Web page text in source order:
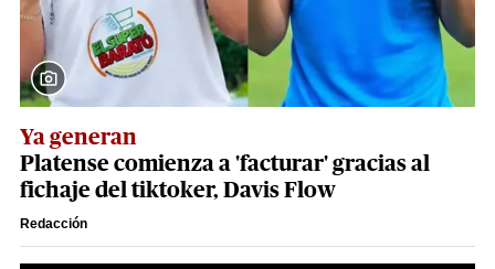
Ya generan
Platense comienza a 'facturar' gracias al
fichaje del tiktoker, Davis Flow
Redacción